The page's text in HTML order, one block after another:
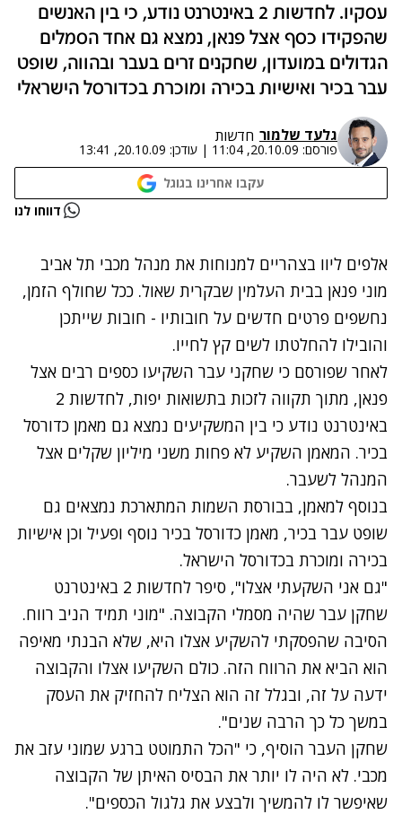
עסקיו. לחדשות 2 באינטרנט נודע, כי בין האנשים
שהפקידו כסף אצל פנאן, נמצא גם אחד הסמלים
הגדולים במועדון, שחקנים זרים בעבר ובהווה, שופט
עבר בכיר ואישיות בכירה ומוכרת בכדורסל הישראלי
גלעד שלמור חדשות
פורסם: 20.10.09, 11:04
| עודכן: 20.10.09, 13:41
עקבו אחרינו בגוגל
נתקלנו בבעיה דווחו לנו
אלפים ליוו בצהריים למנוחות את מנהל מכבי תל אביב
מוני פנאן בבית העלמין שבקרית שאול. ככל שחולף הזמן,
נחשפים פרטים חדשים על חובותיו - חובות שייתכן
והובילו להחלטתו לשים קץ לחייו.
לאחר שפורסם כי שחקני עבר השקיעו כספים רבים אצל
פנאן, מתוך תקווה לזכות בתשואות יפות, לחדשות 2
באינטרנט נודע כי בין המשקיעים נמצא גם מאמן כדורסל
בכיר. המאמן השקיע לא פחות משני מיליון שקלים אצל
המנהל לשעבר.
בנוסף למאמן, בבורסת השמות המתארכת נמצאים גם
שופט עבר בכיר, מאמן כדורסל בכיר נוסף ופעיל וכן אישיות
בכירה ומוכרת בכדורסל הישראל.
"גם אני השקעתי אצלו", סיפר לחדשות 2 באינטרנט
שחקן עבר שהיה מסמלי הקבוצה. "מוני תמיד הניב רווח.
הסיבה שהפסקתי להשקיע אצלו היא, שלא הבנתי מאיפה
הוא הביא את הרווח הזה. כולם השקיעו אצלו והקבוצה
ידעה על זה, ובגלל זה הוא הצליח להחזיק את העסק
במשך כל כך הרבה שנים".
שחקן העבר הוסיף, כי "הכל התמוטט ברגע שמוני עזב את
מכבי. לא היה לו יותר את הבסיס האיתן של הקבוצה
שאיפשר לו להמשיך ולבצע את גלגול הכספים".